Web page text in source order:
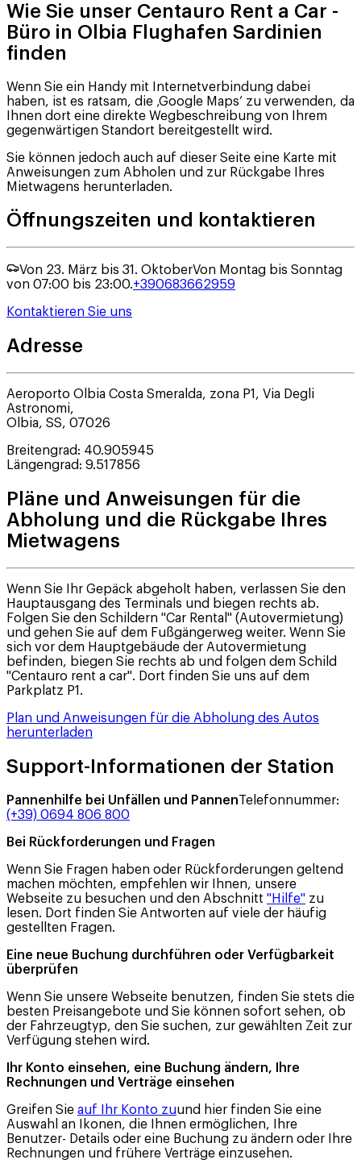
Wie Sie unser Centauro Rent a Car -
Büro in Olbia Flughafen Sardinien
finden
Wenn Sie ein Handy mit Internetverbindung dabei
haben, ist es ratsam, die ‚Google Maps‘ zu verwenden, da
Ihnen dort eine direkte Wegbeschreibung von Ihrem
gegenwärtigen Standort bereitgestellt wird.
Sie können jedoch auch auf dieser Seite eine Karte mit
Anweisungen zum Abholen und zur Rückgabe Ihres
Mietwagens herunterladen.
Öffnungszeiten und kontaktieren
Von 23. März bis 31. OktoberVon Montag bis Sonntag
von 07:00 bis 23:00.+390683662959
Kontaktieren Sie uns
Adresse
Aeroporto Olbia Costa Smeralda, zona P1, Via Degli
Astronomi,
Olbia, SS, 07026
Breitengrad: 40.905945
Längengrad: 9.517856
Pläne und Anweisungen für die
Abholung und die Rückgabe Ihres
Mietwagens
Wenn Sie Ihr Gepäck abgeholt haben, verlassen Sie den
Hauptausgang des Terminals und biegen rechts ab.
Folgen Sie den Schildern "Car Rental" (Autovermietung)
und gehen Sie auf dem Fußgängerweg weiter. Wenn Sie
sich vor dem Hauptgebäude der Autovermietung
befinden, biegen Sie rechts ab und folgen dem Schild
"Centauro rent a car". Dort finden Sie uns auf dem
Parkplatz P1.
Plan und Anweisungen für die Abholung des Autos
herunterladen
Support-Informationen der Station
Pannenhilfe bei Unfällen und PannenTelefonnummer:
(+39) 0694 806 800
Bei Rückforderungen und Fragen
Wenn Sie Fragen haben oder Rückforderungen geltend
machen möchten, empfehlen wir Ihnen, unsere
Webseite zu besuchen und den Abschnitt "Hilfe" zu
lesen. Dort finden Sie Antworten auf viele der häufig
gestellten Fragen.
Eine neue Buchung durchführen oder Verfügbarkeit
überprüfen
Wenn Sie unsere Webseite benutzen, finden Sie stets die
besten Preisangebote und Sie können sofort sehen, ob
der Fahrzeugtyp, den Sie suchen, zur gewählten Zeit zur
Verfügung stehen wird.
Ihr Konto einsehen, eine Buchung ändern, Ihre
Rechnungen und Verträge einsehen
Greifen Sie auf Ihr Konto zuund hier finden Sie eine
Auswahl an Ikonen, die Ihnen ermöglichen, Ihre
Benutzer- Details oder eine Buchung zu ändern oder Ihre
Rechnungen und frühere Verträge einzusehen.